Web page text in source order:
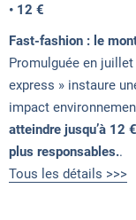
• 12 €
Fast-fashion : le
Promulguée en
express » instaure
impact
atteindre jusqu’à 12
plus responsables..
Tous les détails >>>